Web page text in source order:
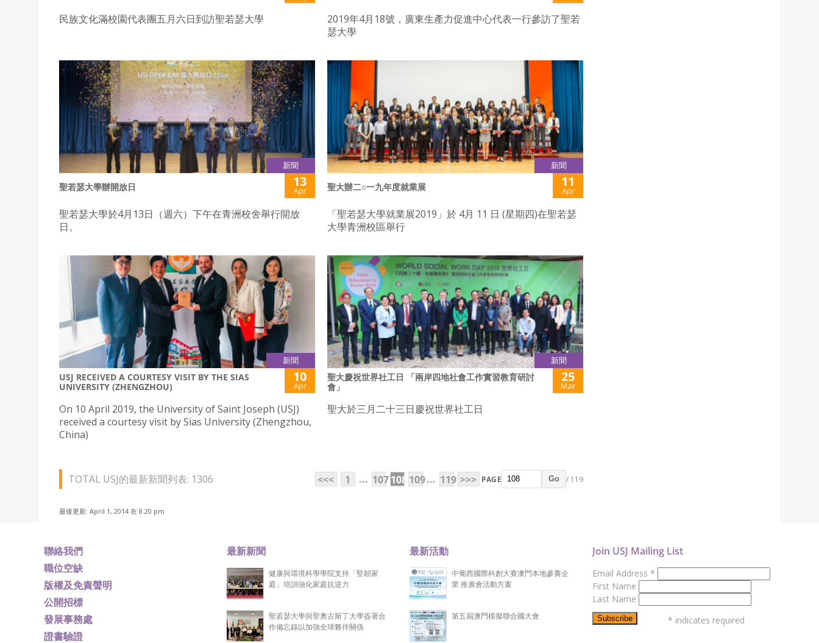
民族文化滿校園代表團五月六日到訪聖若瑟大學
2019年4月18號，廣東生產力促進中心代表一行參訪了聖若
瑟大學
新聞
聖若瑟大學辦開放日 13
Apr
聖若瑟大學於4月13日（週六）下午在青洲校舍舉行開放
日。
新聞
聖大辦二○一九年度就業展 11
Apr
「聖若瑟大學就業展2019」於 4月 11 日 (星期四)在聖若瑟
大學青洲校區舉行
新聞
USJ RECEIVED A COURTESY VISIT BY THE SIAS
UNIVERSITY (ZHENGZHOU)
10
Apr
On 10 April 2019, the University of Saint Joseph (USJ)
received a courtesy visit by Sias University (Zhengzhou,
China)
新聞
聖大慶祝世界社工日 「兩岸四地社會工作實習教育研討
會」
25
Mar
聖大於三月二十三日慶祝世界社工日
TOTAL USJ的最新新聞列表: 1306 <<< 1 ... 107108 109... 119 >>> PAGE Go / 119
最後更新: April 1, 2014 在 8:20 pm
聯絡我們
職位空缺
版權及免責聲明
公開招標
發展事務處
證書驗證
最新新聞
健康與環境科學學院支持「堅韌家
庭」培訓強化家庭抗逆力
聖若瑟大學與聖奧古斯丁大學簽署合
作備忘錄以加強全球夥伴關係
最新活動
中葡西國際科創大賽澳門本地參賽企
業 推廣會活動方案
第五屆澳門模擬聯合國大會
Join USJ Mailing List
Email Address *
First Name
Last Name
* indicates required